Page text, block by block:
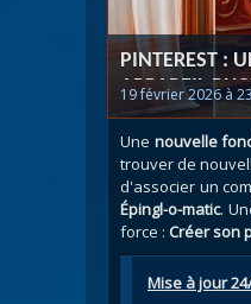
PINTEREST :
APPAREIL
19 février 2026 à
Une nouvelle
trouver de
d'associer un
Épingl-o-matic.
force : Créer son
Mise à jour